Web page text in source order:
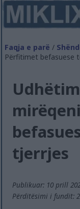
Faqja e parë /
Përfitimet befasuese
tjerrjes
Publikuar: 10 prill
Përditësimi i fundit: